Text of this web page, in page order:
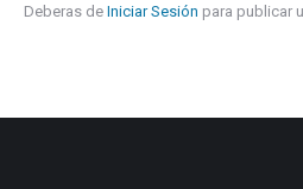
Deberas de Iniciar Sesión para publicar